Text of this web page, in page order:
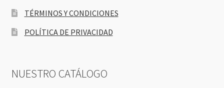
TÉRMINOS Y CONDICIONES
POLÍTICA DE PRIVACIDAD
NUESTRO CATÁLOGO